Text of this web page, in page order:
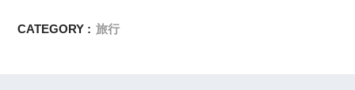
CATEGORY : 旅行